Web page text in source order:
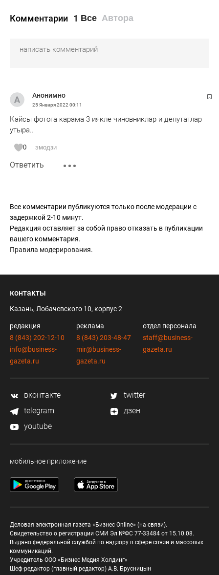
Комментарии 1 Все Автора
Анонимно
25 Января 202200:11
Кайсы фотога карама 3 иякле чиновниклар и депутатлар
утыра..
0 эмодзи
Ответить
Все комментарии публикуются только после модерации с
задержкой 2-10 минут.
Редакция оставляет за собой право отказать в публикации
вашего комментария.
Правила модерирования.
контакты
Казань, Лобачевского 10, корпус 2
редакция
8 (843) 202-12-10
info@business-
gazeta.ru
реклама
8 (843) 203-48-47
mir@business-
gazeta.ru
отдел персонала
staff@business-
gazeta.ru
вконтакте
twitter
telegram
дзен
youtube
мобильное приложение
Деловая электронная газета «Бизнес Online» (на связи).
Свидетельство о регистрации СМИ Эл №ФС 77-33484 от 15.10.08.
Выдано федеральной службой по надзору в сфере связи и массовых
коммуникаций.
Учредитель ООО «Бизнес Медия Холдинг»
Шеф-редактор (главный редактор) А.В. Брусницын